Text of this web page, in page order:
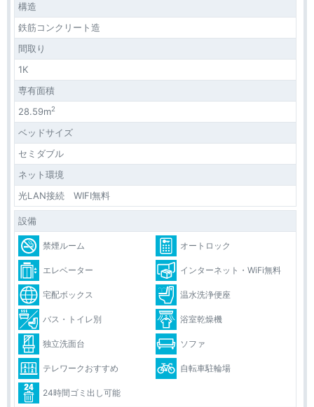
構造
鉄筋コンクリート造
間取り
1K
専有面積
28.59m2
ベッドサイズ
セミダブル
ネット環境
光LAN接続 WIFI無料
設備
禁煙ルーム オートロック
エレベーター インターネット・WiFi無料
宅配ボックス 温水洗浄便座
バス・トイレ別 浴室乾燥機
独立洗面台 ソファ
テレワークおすすめ 自転車駐輪場
24時間ゴミ出し可能